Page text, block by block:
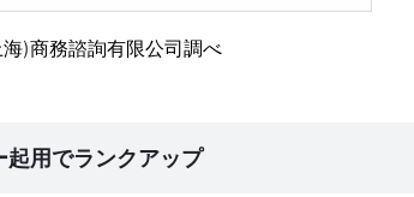
)商務諮詢有限公司調べ
起用でランクアップ